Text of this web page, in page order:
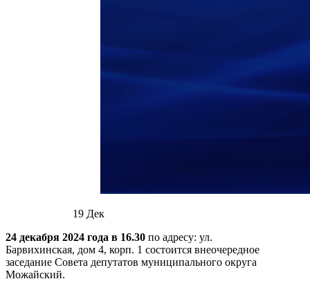
19 Дек
24 декабря 2024 года в 16.30 по адресу: ул.
Барвихинская, дом 4, корп. 1 состоится внеочередное
заседание Совета депутатов муниципального округа
Можайский.